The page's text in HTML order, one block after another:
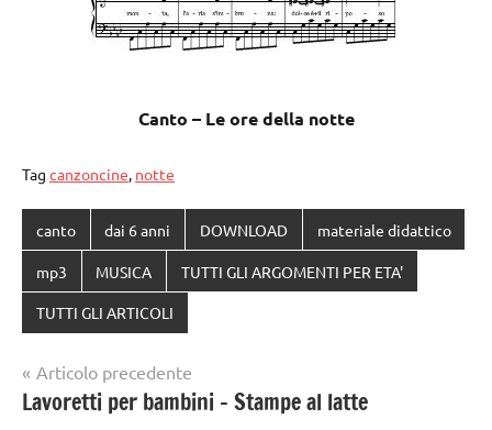
Canto – Le ore della notte
Tag canzoncine, notte
canto dai 6 anni DOWNLOAD materiale didattico
mp3 MUSICA TUTTI GLI ARGOMENTI PER ETA'
TUTTI GLI ARTICOLI
Navigazione
articoli
Articolo precedente
Lavoretti per bambini – Stampe al latte